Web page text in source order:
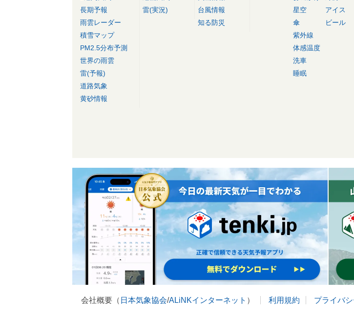
長期予報
雨雲レーダー
積雪マップ
PM2.5分布予測
世界の雨雲
雷(予報)
道路気象
黄砂情報
雷(実況)
台風情報
知る防災
星空
傘
紫外線
体感温度
洗車
睡眠
アイス
ビール
会社概要（ 日本気象協会/ALiNKインターネット ） 利用規約 プライバ